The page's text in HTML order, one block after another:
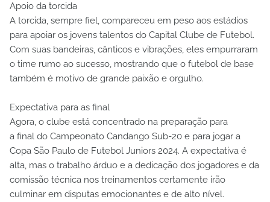
Apoio da torcida
A torcida, sempre fiel, compareceu em peso aos estádios
para apoiar os jovens talentos do Capital Clube de Futebol.
Com suas bandeiras, cânticos e vibrações, eles empurraram
o time rumo ao sucesso, mostrando que o futebol de base
também é motivo de grande paixão e orgulho.
Expectativa para as final
Agora, o clube está concentrado na preparação para
a final do Campeonato Candango Sub-20 e para jogar a
Copa São Paulo de Futebol Juniors 2024. A expectativa é
alta, mas o trabalho árduo e a dedicação dos jogadores e da
comissão técnica nos treinamentos certamente irão
culminar em disputas emocionantes e de alto nível.